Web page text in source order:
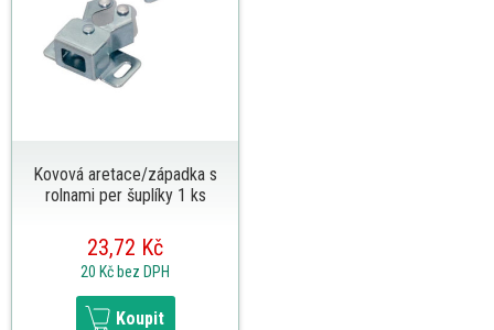
Kovová aretace/západka s
rolnami per šuplíky 1 ks
23,72 Kč
20 Kč bez DPH
Koupit